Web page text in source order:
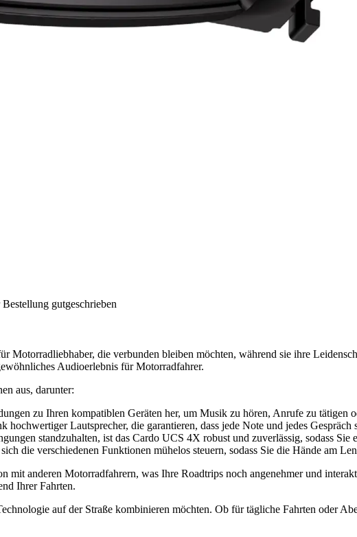
gutgeschrieben
die verbunden bleiben möchten, während sie ihre
Audioerlebnis für Motorradfahrer.
aus, darunter:
zu Ihren kompatiblen Geräten her, um Musik zu hören, Anrufe zu tätigen
hochwertiger Lautsprecher, die garantieren, dass jede Note und jedes
standzuhalten, ist das Cardo UCS 4X robust und zuverlässig, sodass Sie
die verschiedenen Funktionen mühelos steuern, sodass Sie die Hände am
anderen Motorradfahrern, was Ihre Roadtrips noch angenehmer und
Ihrer Fahrten.
auf der Straße kombinieren möchten. Ob für tägliche Fahrten oder